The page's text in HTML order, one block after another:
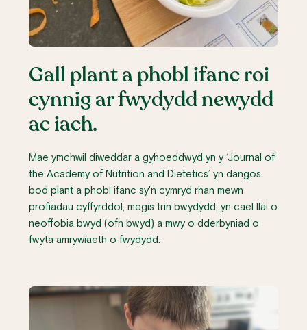
Gall plant a phobl ifanc roi
cynnig ar fwydydd newydd
ac iach.
Mae ymchwil diweddar a gyhoeddwyd yn y ‘Journal of
the Academy of Nutrition and Dietetics’ yn dangos
bod plant a phobl ifanc sy'n cymryd rhan mewn
profiadau cyffyrddol, megis trin bwydydd, yn cael llai o
neoffobia bwyd (ofn bwyd) a mwy o dderbyniad o
fwyta amrywiaeth o fwydydd.